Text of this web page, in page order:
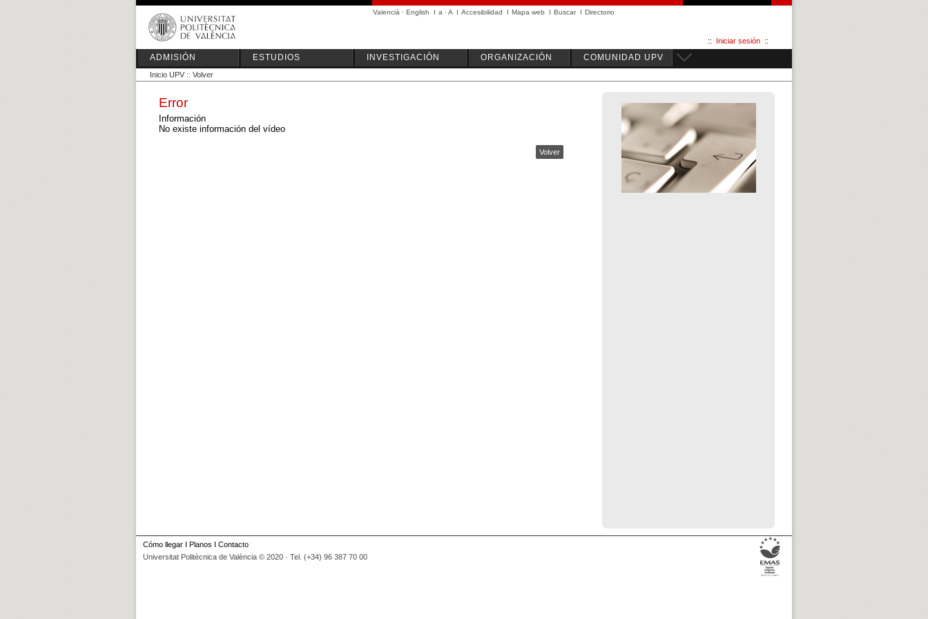
Valencià · English I a ·A I Accesibilidad I Mapa web I Buscar I Directorio
:: Iniciar sesión ::
ADMISIÓN ESTUDIOS INVESTIGACIÓN ORGANIZACIÓN COMUNIDAD UPV
Inicio UPV :: Volver
Error
Información
No existe información del vídeo
Volver
Cómo llegar I Planos I Contacto
Universitat Politècnica de València © 2020 · Tel. (+34) 96 387 70 00